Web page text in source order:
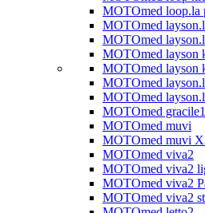
MOTOmed loop.la
MOTOmed
MOTOmed layson.l
MOTOmed layson
MOTOmed layson
MOTOmed
MOTOmed
MOTOmed
MOTOmed muvi
MOTOmed muvi
MOTOmed viva2
MOTOmed viva2
MOTOmed viva2
MOTOmed viva2